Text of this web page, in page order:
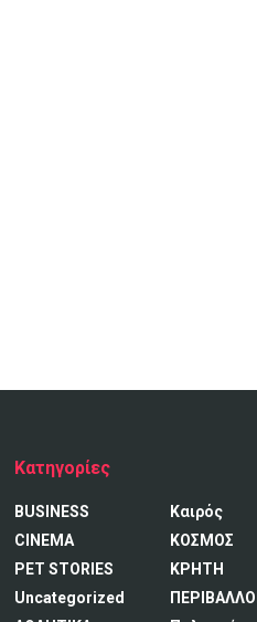
Κατηγορίες
BUSINESS
CINEMA
PET STORIES
Uncategorized
Καιρός
ΚΟΣΜΟΣ
ΚΡΗΤΗ